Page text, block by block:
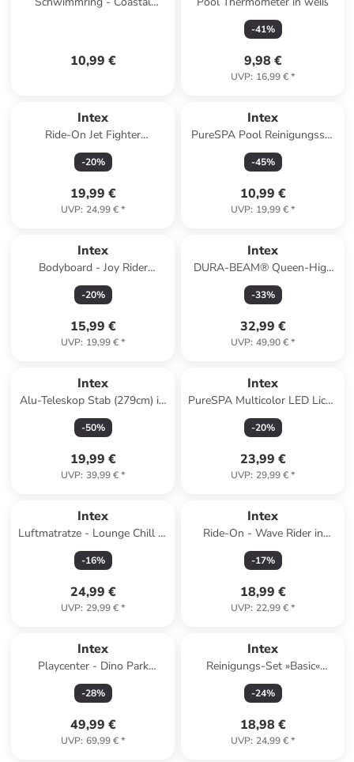
10,99 €
-41%
9,98 €
UVP: 16,99 €*
Intex
Ride-On Jet Fighter
117x104cm in blau
-20%
19,99 €
UVP: 24,99 €*
Intex
PureSPA Pool Reinigungsset
(Bürste, Skimmer und
Schrubbkissen) in braun
-45%
10,99 €
UVP: 19,99 €*
Intex
Bodyboard - Joy Rider
(112x62cm) in rot
-20%
15,99 €
UVP: 19,99 €*
Intex
DURA-BEAM® Queen-High
Luftbett 152 x 203 x 25 cm in
Grau ab 8 Jahre
-33%
32,99 €
UVP: 49,90 €*
Intex
Alu-Teleskop Stab (279cm) in
grau
-50%
19,99 €
UVP: 39,99 €*
Intex
PureSPA Multicolor LED Licht,
Batteriebetrieb in bunt
-20%
23,99 €
UVP: 29,99 €*
Intex
Luftmatratze - Lounge Chill N'
Float 163x104cm in orange
-16%
24,99 €
UVP: 29,99 €*
Intex
Ride-On - Wave Rider in
mehrfarbig
-17%
18,99 €
UVP: 22,99 €*
Intex
Playcenter - Dino Park
(201x157x69cm) in
mehrfarbig
-28%
49,99 €
UVP: 69,99 €*
Intex
Reinigungs-Set »Basic«
(Laubkescher, Beckenbürste,
Bodensauger) in blau
-24%
18,98 €
UVP: 24,99 €*